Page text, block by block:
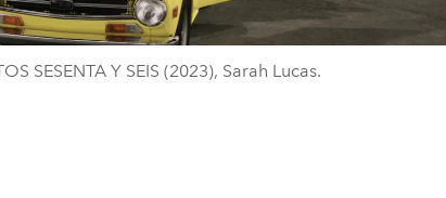
SESENTA Y SEIS (2023), Sarah Lucas.